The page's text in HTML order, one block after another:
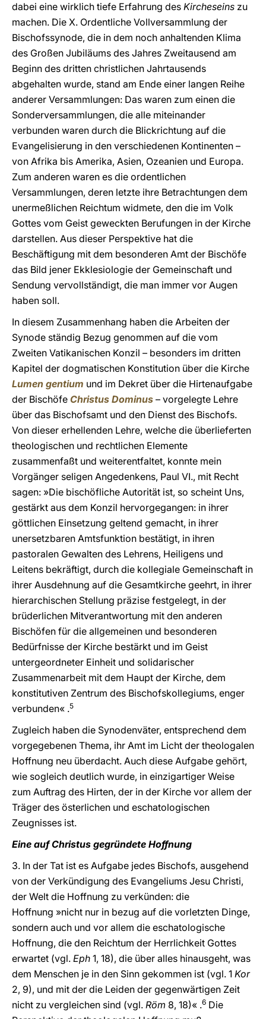
dabei eine wirklich tiefe Erfahrung des Kircheseins zu
machen. Die X. Ordentliche Vollversammlung der
Bischofssynode, die in dem noch anhaltenden Klima
des Großen Jubiläums des Jahres Zweitausend am
Beginn des dritten christlichen Jahrtausends
abgehalten wurde, stand am Ende einer langen Reihe
anderer Versammlungen: Das waren zum einen die
Sonderversammlungen, die alle miteinander
verbunden waren durch die Blickrichtung auf die
Evangelisierung in den verschiedenen Kontinenten –
von Afrika bis Amerika, Asien, Ozeanien und Europa.
Zum anderen waren es die ordentlichen
Versammlungen, deren letzte ihre Betrachtungen dem
unermeßlichen Reichtum widmete, den die im Volk
Gottes vom Geist geweckten Berufungen in der Kirche
darstellen. Aus dieser Perspektive hat die
Beschäftigung mit dem besonderen Amt der Bischöfe
das Bild jener Ekklesiologie der Gemeinschaft und
Sendung vervollständigt, die man immer vor Augen
haben soll.
In diesem Zusammenhang haben die Arbeiten der
Synode ständig Bezug genommen auf die vom
Zweiten Vatikanischen Konzil – besonders im dritten
Kapitel der dogmatischen Konstitution über die Kirche
Lumen gentium und im Dekret über die Hirtenaufgabe
der Bischöfe Christus Dominus – vorgelegte Lehre
über das Bischofsamt und den Dienst des Bischofs.
Von dieser erhellenden Lehre, welche die überlieferten
theologischen und rechtlichen Elemente
zusammenfaßt und weiterentfaltet, konnte mein
Vorgänger seligen Angedenkens, Paul VI., mit Recht
sagen: »Die bischöfliche Autorität ist, so scheint Uns,
gestärkt aus dem Konzil hervorgegangen: in ihrer
göttlichen Einsetzung geltend gemacht, in ihrer
unersetzbaren Amtsfunktion bestätigt, in ihren
pastoralen Gewalten des Lehrens, Heiligens und
Leitens bekräftigt, durch die kollegiale Gemeinschaft in
ihrer Ausdehnung auf die Gesamtkirche geehrt, in ihrer
hierarchischen Stellung präzise festgelegt, in der
brüderlichen Mitverantwortung mit den anderen
Bischöfen für die allgemeinen und besonderen
Bedürfnisse der Kirche bestärkt und im Geist
untergeordneter Einheit und solidarischer
Zusammenarbeit mit dem Haupt der Kirche, dem
konstitutiven Zentrum des Bischofskollegiums, enger
verbunden« .5
Zugleich haben die Synodenväter, entsprechend dem
vorgegebenen Thema, ihr Amt im Licht der theologalen
Hoffnung neu überdacht. Auch diese Aufgabe gehört,
wie sogleich deutlich wurde, in einzigartiger Weise
zum Auftrag des Hirten, der in der Kirche vor allem der
Träger des österlichen und eschatologischen
Zeugnisses ist.
Eine auf Christus gegründete Hoffnung
3. In der Tat ist es Aufgabe jedes Bischofs, ausgehend
von der Verkündigung des Evangeliums Jesu Christi,
der Welt die Hoffnung zu verkünden: die
Hoffnung »nicht nur in bezug auf die vorletzten Dinge,
sondern auch und vor allem die eschatologische
Hoffnung, die den Reichtum der Herrlichkeit Gottes
erwartet (vgl. Eph 1, 18), die über alles hinausgeht, was
dem Menschen je in den Sinn gekommen ist (vgl. 1 Kor
2, 9), und mit der die Leiden der gegenwärtigen Zeit
nicht zu vergleichen sind (vgl. Röm 8, 18)« .6 Die